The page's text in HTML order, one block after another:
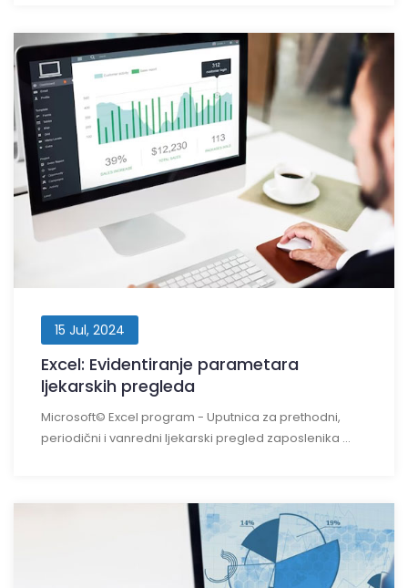
15 Jul, 2024
Excel: Evidentiranje parametara
ljekarskih pregleda
Microsoft© Excel program - Uputnica za prethodni,
periodični i vanredni ljekarski pregled zaposlenika ...